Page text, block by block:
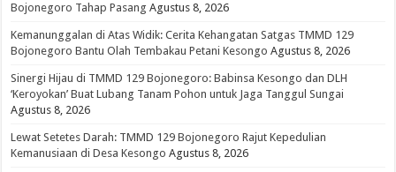
Bojonegoro Tahap Pasang Agustus 8, 2026
Kemanunggalan di Atas Widik: Cerita Kehangatan Satgas TMMD 129
Bojonegoro Bantu Olah Tembakau Petani Kesongo Agustus 8, 2026
Sinergi Hijau di TMMD 129 Bojonegoro: Babinsa Kesongo dan DLH
‘Keroyokan’ Buat Lubang Tanam Pohon untuk Jaga Tanggul Sungai
Agustus 8, 2026
Lewat Setetes Darah: TMMD 129 Bojonegoro Rajut Kepedulian
Kemanusiaan di Desa Kesongo Agustus 8, 2026